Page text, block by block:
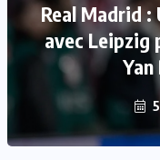
Real Madrid :
avec Leipzig
FIFA : Luis
réclamant la